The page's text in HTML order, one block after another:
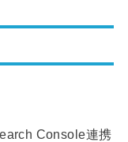
Console連携